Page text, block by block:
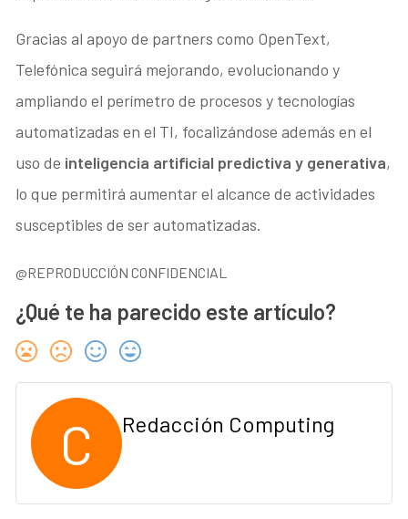
Gracias al apoyo de partners como OpenText,
Telefónica seguirá mejorando, evolucionando y
ampliando el perímetro de procesos y tecnologías
automatizadas en el TI, focalizándose además en el
uso de inteligencia artificial predictiva y generativa,
lo que permitirá aumentar el alcance de actividades
susceptibles de ser automatizadas.
@REPRODUCCIÓN CONFIDENCIAL
¿Qué te ha parecido este artículo?
C Redacción Computing